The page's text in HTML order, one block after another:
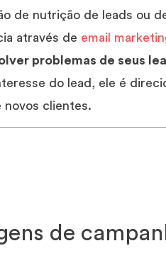
de nutrição de leads ou
através de email
problemas de seus
do lead, ele é
novos clientes.
de